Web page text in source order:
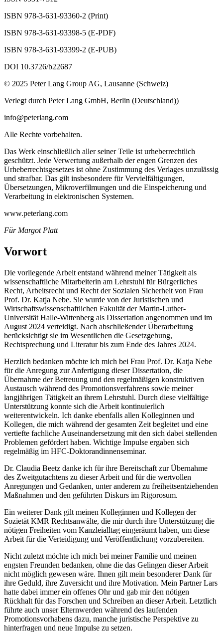
ISBN 978-3-631-93360-2 (Print)
ISBN 978-3-631-93398-5 (E-PDF)
ISBN 978-3-631-93399-2 (E-PUB)
DOI 10.3726/b22687
© 2025 Peter Lang Group AG, Lausanne (Schweiz)
Verlegt durch Peter Lang GmbH, Berlin (Deutschland))
info@peterlang.com
Alle Rechte vorbehalten.
Das Werk einschließlich aller seiner Teile ist urheberrechtlich
geschützt. Jede Verwertung außerhalb der engen Grenzen des
Urheberrechtsgesetzes ist ohne Zustimmung des Verlages unzulässig
und strafbar. Das gilt insbesondere für Vervielfältigungen,
Übersetzungen, Mikroverfilmungen und die Einspeicherung und
Verarbeitung in elektronischen Systemen.
www.peterlang.com
Für Margot Platt
Vorwort
Die vorliegende Arbeit entstand während meiner Tätigkeit als
wissenschaftliche Mitarbeiterin am Lehrstuhl für Bürgerliches
Recht, Arbeitsrecht und Recht der Sozialen Sicherheit von Frau
Prof. Dr. Katja Nebe. Sie wurde von der Juristischen und
Wirtschaftswissenschaftlichen Fakultät der Martin-Luther-
Universität Halle-Wittenberg als Dissertation angenommen und im
August 2024 verteidigt. Nach abschließender Überarbeitung
berücksichtigt sie im Wesentlichen die Gesetzgebung,
Rechtsprechung und Literatur bis zum Ende des Jahres 2024.
Herzlich bedanken möchte ich mich bei Frau Prof. Dr. Katja Nebe
für die Anregung zur Anfertigung dieser Dissertation, die
Übernahme der Betreuung und den regelmäßigen konstruktiven
Austausch während des Promotionsverfahrens sowie meiner
langjährigen Tätigkeit an ihrem Lehrstuhl. Durch diese vielfältige
Unterstützung konnte sich die Arbeit kontinuierlich
weiterentwickeln. Ich danke ebenfalls allen Kolleginnen und
Kollegen, die mich während der gesamten Zeit begleitet und eine
vertiefte fachliche Auseinandersetzung mit den sich dabei stellenden
Problemen gefördert haben. Wichtige Impulse ergaben sich
regelmäßig im HFC-Doktorandinnenseminar.
Dr. Claudia Beetz danke ich für ihre Bereitschaft zur Übernahme
des Zweitgutachtens zu dieser Arbeit und für die wertvollen
Anregungen und Gedanken, unter anderem zu freiheitsentziehenden
Maßnahmen und den geführten Diskurs im Rigorosum.
Ein weiterer Dank gilt meinen Kolleginnen und Kollegen der
Sozietät KMR Rechtsanwälte, die mir durch ihre Unterstützung die
nötigen Freiheiten vom Kanzleialltag eingeräumt haben, um diese
Arbeit für die Verteidigung und Veröffentlichung vorzubereiten.
Nicht zuletzt möchte ich mich bei meiner Familie und meinen
engsten Freunden bedanken, ohne die das Gelingen dieser Arbeit
nicht möglich gewesen wäre. Ihnen gilt mein besonderer Dank für
ihre Geduld, ihre Zuversicht und ihre Motivation. Mein Partner Lars
hatte dabei immer ein offenes Ohr und gab mir den nötigen
Rückhalt für das Forschen und Schreiben an dieser Arbeit. Letztlich
führte auch unser Elternwerden während des laufenden
Promotionsvorhabens dazu, manche juristische Perspektive zu
hinterfragen und neue Impulse zu setzen.